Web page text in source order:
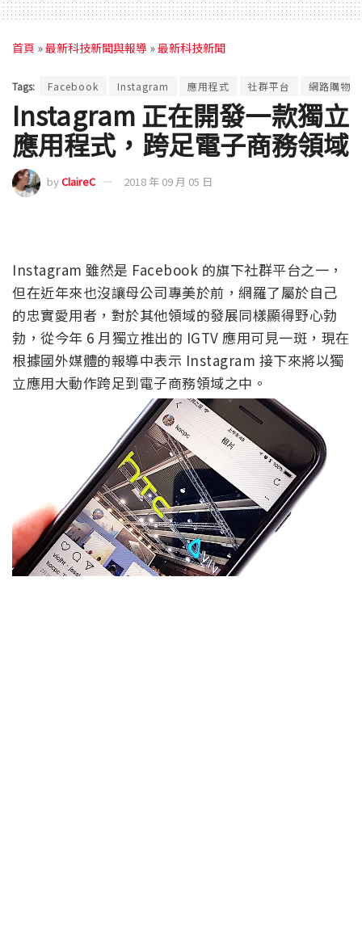
首頁 »最新科技新聞與報導 »最新科技新聞
Tags: Facebook Instagram 應用程式 社群平台 網路購物
Instagram 正在開發一款獨立
應用程式，跨足電子商務領域
byClaireC 2018 年 09 月 05 日
Instagram 雖然是 Facebook 的旗下社群平台之一，
但在近年來也沒讓母公司專美於前，網羅了屬於自己
的忠實愛用者，對於其他領域的發展同樣顯得野心勃
勃，從今年 6 月獨立推出的 IGTV 應用可見一斑，現在
根據國外媒體的報導中表示 Instagram 接下來將以獨
立應用大動作跨足到電子商務領域之中。